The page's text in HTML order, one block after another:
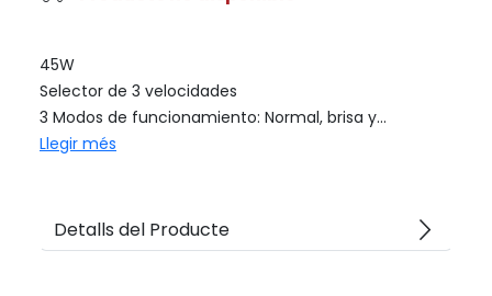
45W
Selector de 3 velocidades
3 Modos de funcionamiento: Normal, brisa y...
Llegir més
Detalls del Producte arrow_forward_ios